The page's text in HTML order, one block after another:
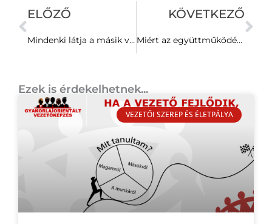
Előző
ELŐZŐ
Mindenki látja a másik vakfoltját — csak a sajátját nem
KÖVETKEZŐ
Miért az együttműködés a legnehezebb emberi tevékenység?
Ezek is érdekelhetnek...
VEZETŐI SZEREP ÉS ÉLETPÁLYA